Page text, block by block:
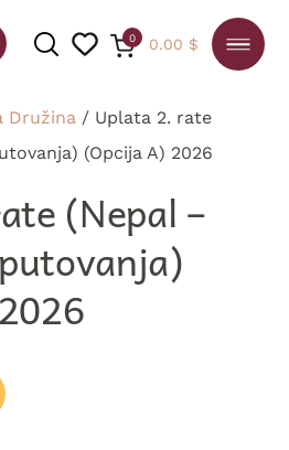
0 0.00 $
Družina / Uplata 2. rate
(Opcija A) 2026
(Nepal –